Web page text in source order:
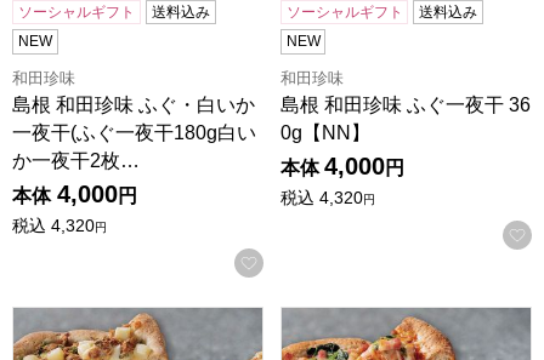
ソーシャルギフト
送料込み
NEW
和田珍味
島根 和田珍味 ふぐ・白いか
一夜干(ふぐ一夜干180g白い
か一夜干2枚…
本体 4,000円
税込 4,320円
お気に入りに登録する
ソーシャルギフト
送料込み
NEW
和田珍味
島根 和田珍味 ふぐ一夜干 36
0g【NN】
本体 4,000円
税込 4,320円
鳥取 PIZZA TORETATI 3種セット〜鳥取〜(紅ずわいがに
鳥取 PIZZA TORETATI 2種